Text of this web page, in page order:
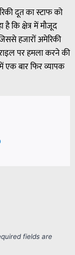
दूत का स्टाफ को
कि क्षेत्र में मौजूद
हजारों अमेरिकी
पर हमला करने की
एक बार फिर व्यापक
fields are